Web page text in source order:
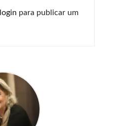
login para publicar um